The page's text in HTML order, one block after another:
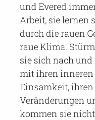
und Evered
Arbeit, sie lernen
durch die rauen
raue Klima.
sie sich nach
mit ihren inneren
Einsamkeit,
Veränderungen
kommen sie